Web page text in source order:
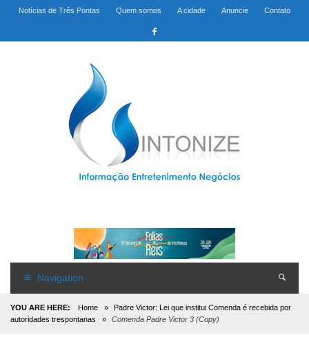
Notícias de Três Pontas Quem somos A cidade Anuncie Contato
Navigation
YOU ARE HERE: Home »
Padre Victor: Lei que institui Comenda é recebida por
autoridades trespontanas
» Comenda Padre Victor 3 (Copy)